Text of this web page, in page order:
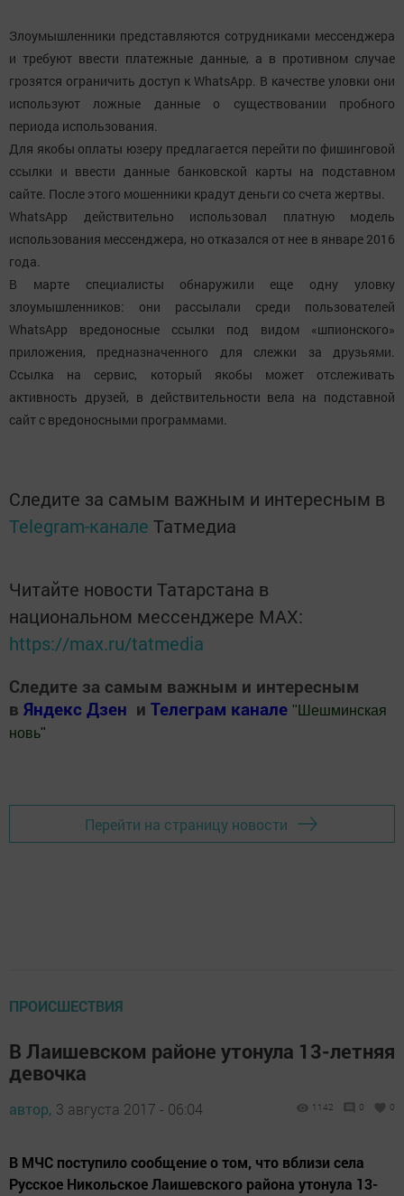
Злоумышленники представляются сотрудниками мессенджера
и требуют ввести платежные данные, а в противном случае
грозятся ограничить доступ к WhatsApp. В качестве уловки они
используют ложные данные о существовании пробного
периода использования.
Для якобы оплаты юзеру предлагается перейти по фишинговой
ссылки и ввести данные банковской карты на подставном
сайте. После этого мошенники крадут деньги со счета жертвы.
WhatsApp действительно использовал платную модель
использования мессенджера, но отказался от нее в январе 2016
года.
В марте специалисты обнаружили еще одну уловку
злоумышленников: они рассылали среди пользователей
WhatsApp вредоносные ссылки под видом «шпионского»
приложения, предназначенного для слежки за друзьями.
Ссылка на сервис, который якобы может отслеживать
активность друзей, в действительности вела на подставной
сайт с вредоносными программами.
Следите за самым важным и интересным в
Telegram-канале Татмедиа
Читайте новости Татарстана в
национальном мессенджере MАХ:
https://max.ru/tatmedia
Следите за самым важным и интересным
в Яндекс Дзен и Телеграм канале " Шешминская
новь"
Перейти на страницу новости
ПРОИСШЕСТВИЯ
В Лаишевском районе утонула 13-летняя
девочка
автор, 3 августа 2017 - 06:04 1142 0 0
В МЧС поступило сообщение о том, что вблизи села
Русское Никольское Лаишевского района утонула 13-